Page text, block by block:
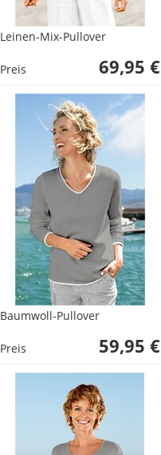
Leinen-Mix-Pullover
Preis 69,95 €
Baumwoll-Pullover
Preis 59,95 €